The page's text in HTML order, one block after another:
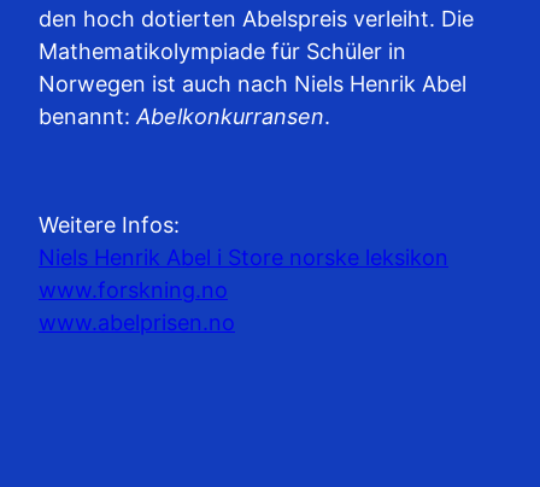
den hoch dotierten Abelspreis verleiht. Die
Mathematikolympiade für Schüler in
Norwegen ist auch nach Niels Henrik Abel
benannt: Abelkonkurransen.
Weitere Infos:
Niels Henrik Abel i Store norske leksikon
www.forskning.no
www.abelprisen.no